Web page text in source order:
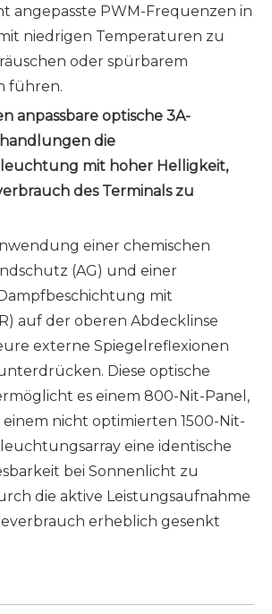
angepasste PWM-Frequenzen in
niedrigen Temperaturen zu
oder spürbarem
führen.
anpassbare optische 3A-
die
mit hoher Helligkeit,
des Terminals zu
einer chemischen
(AG) und einer
mit
auf der oberen Abdecklinse
externe Spiegelreflexionen
Diese optische
es einem 800-Nit-Panel,
nicht optimierten 1500-Nit-
eine identische
bei Sonnenlicht zu
die aktive Leistungsaufnahme
erheblich gesenkt